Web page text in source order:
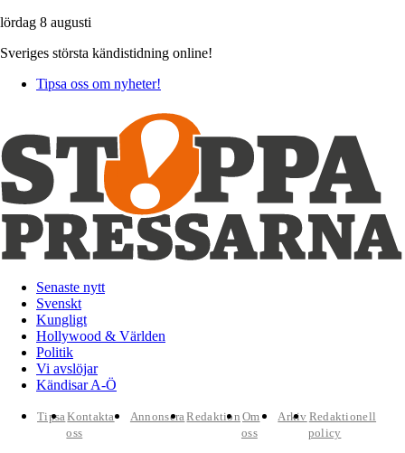
lördag 8 augusti
Sveriges största kändistidning online!
Tipsa oss om nyheter!
Senaste nytt
Svenskt
Kungligt
Hollywood & Världen
Politik
Vi avslöjar
Kändisar A-Ö
TipsaKontakta
oss
AnnonseraRedaktion Om
oss
Arkiv Redaktionell
policy